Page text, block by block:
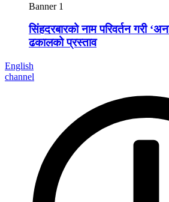
Banner 1
सिंहदरबारको नाम परिवर्तन गरी
ढकालको प्रस्ताव
English
channel